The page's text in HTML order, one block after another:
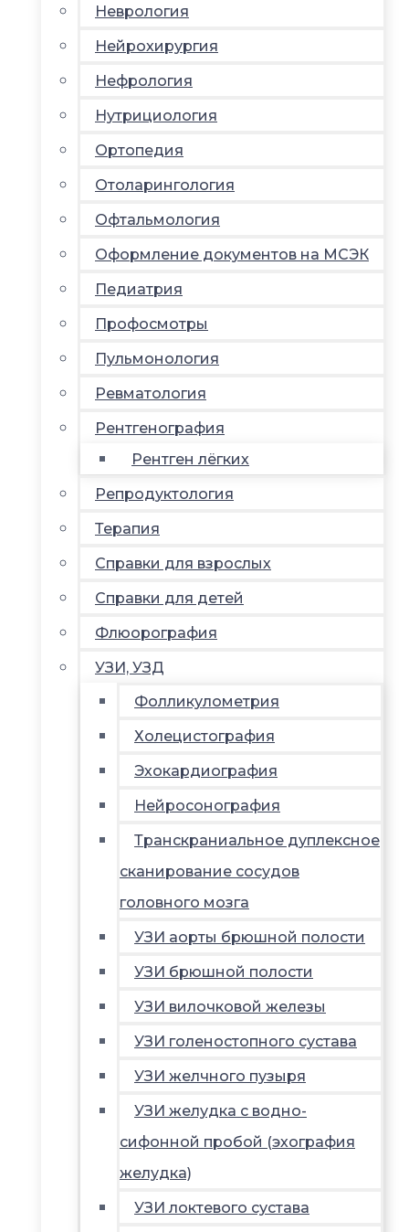
Неврология
Нейрохирургия
Нефрология
Нутрициология
Ортопедия
Отоларингология
Офтальмология
Оформление документов на МСЭК
Педиатрия
Профосмотры
Пульмонология
Ревматология
Рентгенография
Рентген лёгких
Репродуктология
Терапия
Справки для взрослых
Справки для детей
Флюорография
УЗИ, УЗД
Фолликулометрия
Холецистография
Эхокардиография
Нейросонография
Транскраниальное дуплексное
сканирование сосудов
головного мозга
УЗИ аорты брюшной полости
УЗИ брюшной полости
УЗИ вилочковой железы
УЗИ голеностопного сустава
УЗИ желчного пузыря
УЗИ желудка с водно-
сифонной пробой (эхография
желудка)
УЗИ локтевого сустава